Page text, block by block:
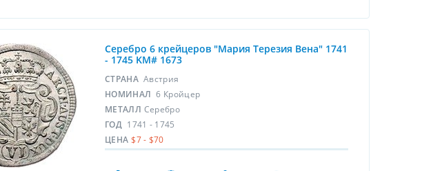
Серебро 6 крейцеров "Мария Терезия Вена" 1741
- 1745 KM# 1673
СТРАНА Австрия
НОМИНАЛ 6 Кройцер
МЕТАЛЛ Серебро
ГОД 1741 - 1745
ЦЕНА $7 - $70